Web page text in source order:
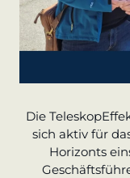
Die
sich aktiv für
Horizonts